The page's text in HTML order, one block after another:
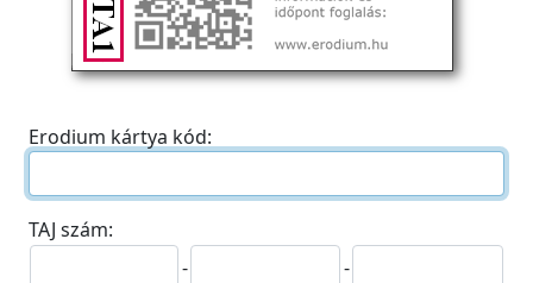
Erodium kártya kód:
TAJ szám:
-
-